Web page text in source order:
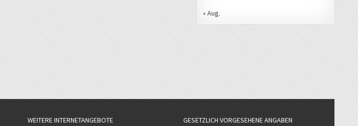
« Aug.
WEITERE INTERNETANGEBOTE GESETZLICH VORGESEHENE ANGABEN